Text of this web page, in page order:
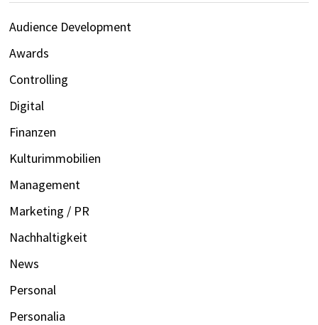
Audience Development
Awards
Controlling
Digital
Finanzen
Kulturimmobilien
Management
Marketing / PR
Nachhaltigkeit
News
Personal
Personalia